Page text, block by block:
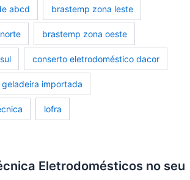
abcd brastemp zona leste
brastemp zona oeste
conserto eletrodoméstico dacor
geladeira importada
lofra
Eletrodomésticos no seu